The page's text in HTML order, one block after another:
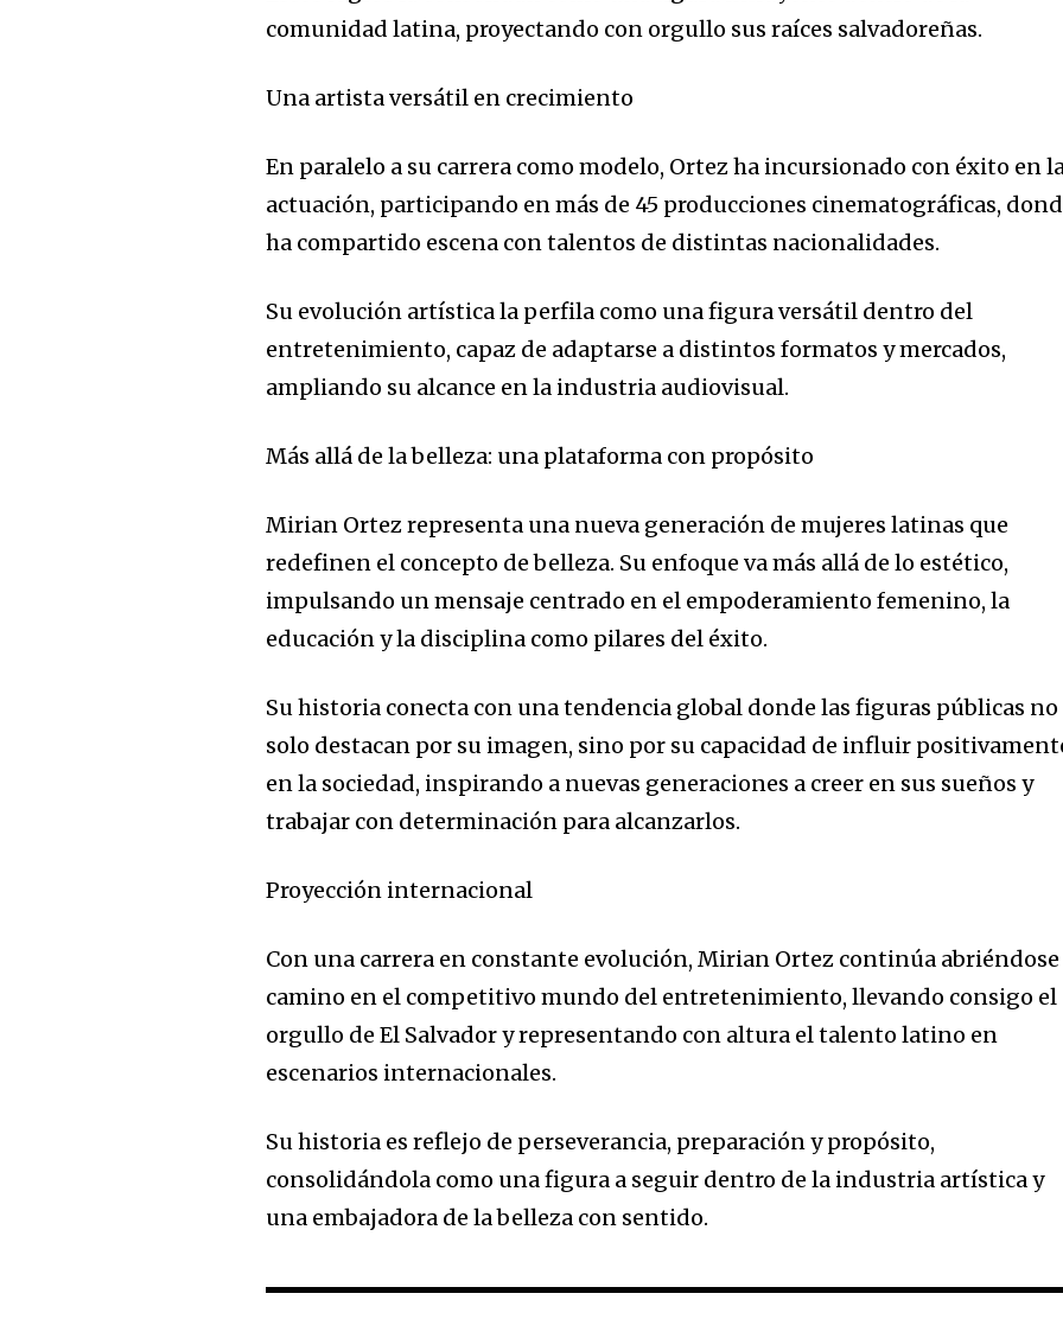
comunidad latina, proyectando con orgullo sus raíces salvadoreñas.
Una artista versátil en crecimiento
En paralelo a su carrera como modelo, Ortez ha incursionado con éxito en
actuación, participando en más de 45 producciones cinematográficas,
ha compartido escena con talentos de distintas nacionalidades.
Su evolución artística la perfila como una figura versátil dentro del
entretenimiento, capaz de adaptarse a distintos formatos y mercados,
ampliando su alcance en la industria audiovisual.
Más allá de la belleza: una plataforma con propósito
Mirian Ortez representa una nueva generación de mujeres latinas que
redefinen el concepto de belleza. Su enfoque va más allá de lo estético,
impulsando un mensaje centrado en el empoderamiento femenino, la
educación y la disciplina como pilares del éxito.
Su historia conecta con una tendencia global donde las figuras públicas no
solo destacan por su imagen, sino por su capacidad de influir
en la sociedad, inspirando a nuevas generaciones a creer en sus sueños y
trabajar con determinación para alcanzarlos.
Proyección internacional
Con una carrera en constante evolución, Mirian Ortez continúa abriéndose
camino en el competitivo mundo del entretenimiento, llevando consigo el
orgullo de El Salvador y representando con altura el talento latino en
escenarios internacionales.
Su historia es reflejo de perseverancia, preparación y propósito,
consolidándola como una figura a seguir dentro de la industria artística y
una embajadora de la belleza con sentido.